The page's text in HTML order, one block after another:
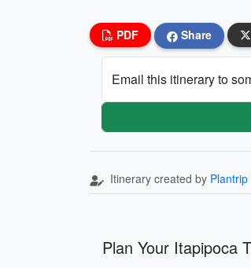
PDF Share
Email this itinerary to
Itinerary created by Plantrip
Plan Your Itapipoca